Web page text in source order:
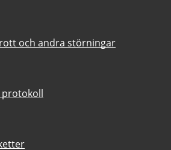
och andra störningar
protokoll